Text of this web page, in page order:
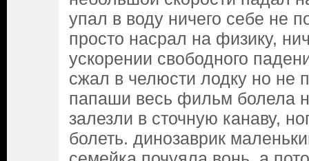
упал в воду ничего себе не
просто насрал на физику,
ускорении свободного
сжал в челюсти лодку но не
папаши весь фильм болела
залезли в сточную канаву,
болеть. динозаврик